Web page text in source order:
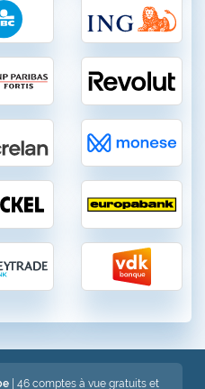
| 46 comptes à vue gratuits et